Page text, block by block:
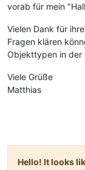
vorab für mein
Vielen Dank für
Fragen klären
Objekttypen in der
Viele Grüße
Matthias
Hello! It looks